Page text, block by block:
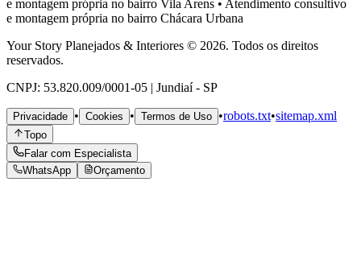
e montagem própria no bairro Vila Arens • Atendimento consultivo
e montagem própria no bairro Chácara Urbana
Your Story Planejados & Interiores © 2026. Todos os direitos
reservados.
CNPJ: 53.820.009/0001-05 | Jundiaí - SP
Privacidade • Cookies • Termos de Uso •robots.txt•sitemap.xml
Topo
Falar com Especialista
WhatsApp
Orçamento